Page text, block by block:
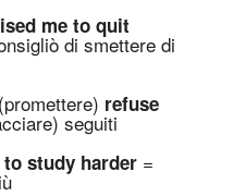
me to quit
di smettere di
(promettere) refuse
seguiti
study harder =